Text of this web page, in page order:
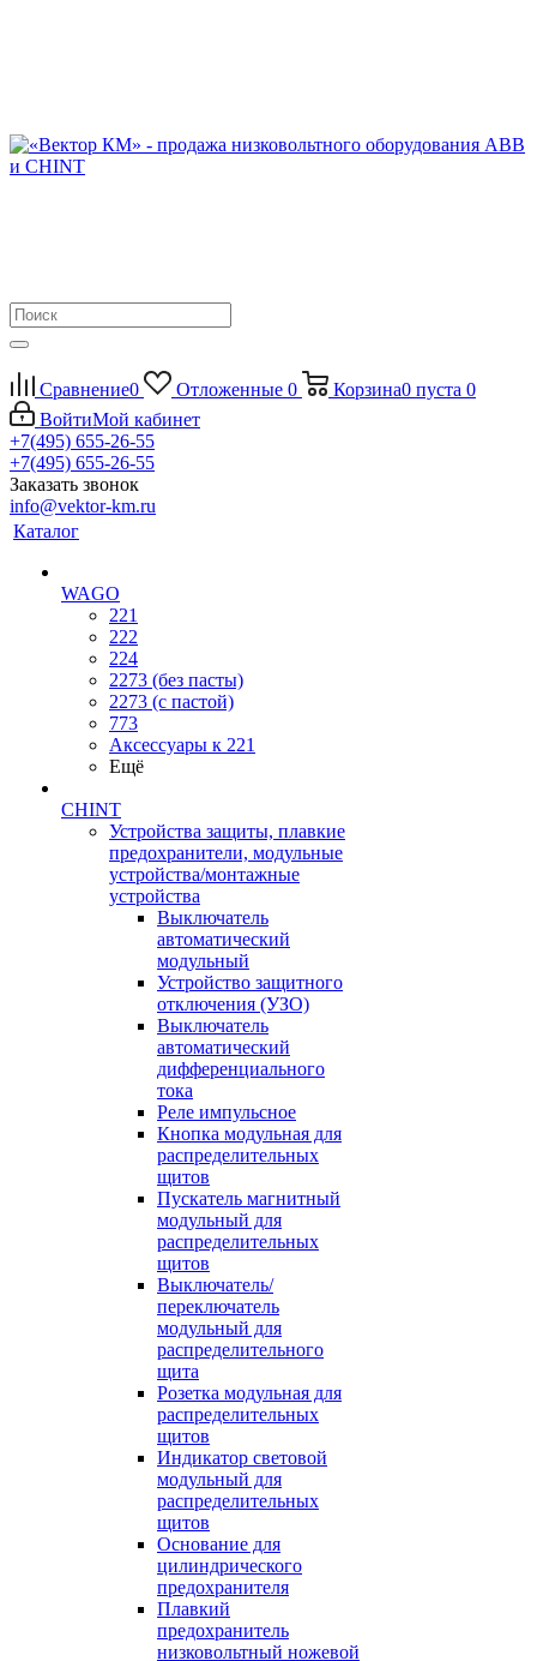
Сравнение0 Отложенные 0 Корзина0 пуста 0
ВойтиМой кабинет
+7(495) 655-26-55
+7(495) 655-26-55
Заказать звонок
info@vektor-km.ru
Каталог
WAGO
221
222
224
2273 (без пасты)
2273 (с пастой)
773
Аксессуары к 221
Ещё
CHINT
Устройства защиты, плавкие
предохранители, модульные
устройства/монтажные
устройства
Выключатель
автоматический
модульный
Устройство защитного
отключения (УЗО)
Выключатель
автоматический
дифференциального
тока
Реле импульсное
Кнопка модульная для
распределительных
щитов
Пускатель магнитный
модульный для
распределительных
щитов
Выключатель/
переключатель
модульный для
распределительного
щита
Розетка модульная для
распределительных
щитов
Индикатор световой
модульный для
распределительных
щитов
Основание для
цилиндрического
предохранителя
Плавкий
предохранитель
низковольтный ножевой